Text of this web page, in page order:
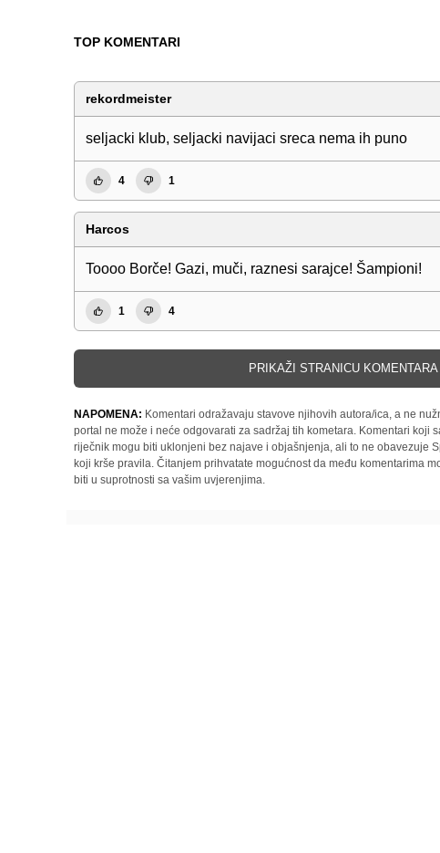
TOP KOMENTARI
rekordmeister
seljacki klub, seljacki navijaci sreca nema ih puno
4 1
Harcos
Toooo Borče! Gazi, muči, raznesi sarajce! Šampioni!
1 4
PRIKAŽI STRANICU KOMENTARA
NAPOMENA: Komentari odražavaju stavove njihovih autora/ica, a ne
portal ne može i neće odgovarati za sadržaj tih kometara. Komentari koji
riječnik mogu biti uklonjeni bez najave i objašnjenja, ali to ne obavezuje
koji krše pravila. Čitanjem prihvatate mogućnost da među komentarima
biti u suprotnosti sa vašim uvjerenjima.